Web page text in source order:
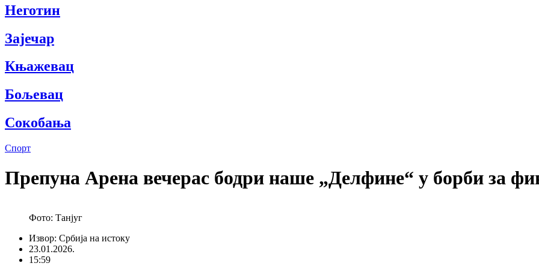
Неготин
Зајечар
Књажевац
Бољевац
Сокобања
Спорт
Препуна Арена вечерас бодри наше „Делфине“ у борби за
Фото: Танјуг
Извор: Србија на истоку
23.01.2026.
15:59